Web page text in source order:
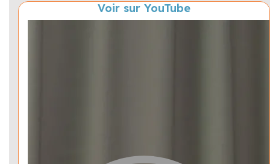
Voir sur YouTube